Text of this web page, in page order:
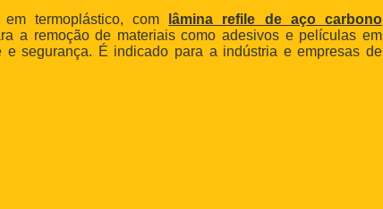
termoplástico, com
lâmina refile de aço carbono
a remoção de materiais como adesivos e películas em
segurança. É indicado para a indústria e empresas de